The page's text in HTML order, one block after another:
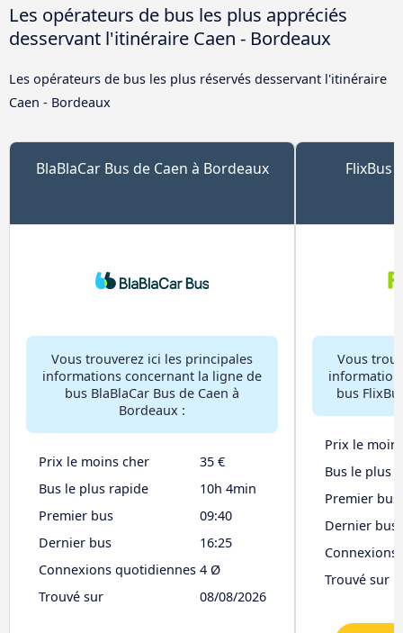
Les opérateurs de bus les plus appréciés
desservant l'itinéraire Caen - Bordeaux
Les opérateurs de bus les plus réservés desservant l'itinéraire
Caen - Bordeaux
BlaBlaCar Bus de Caen à Bordeaux
Vous trouverez ici les principales
informations concernant la ligne de
bus BlaBlaCar Bus de Caen à
Bordeaux :
Prix le moins cher
35 €
Bus le plus rapide
10h 4min
Premier bus
09:40
Dernier bus
16:25
Connexions quotidiennes 4 Ø
Trouvé sur
08/08/2026
FlixBus
Vous
bus
Prix le
Bus le plus
Premier bus
Dernier bus
Trouvé sur